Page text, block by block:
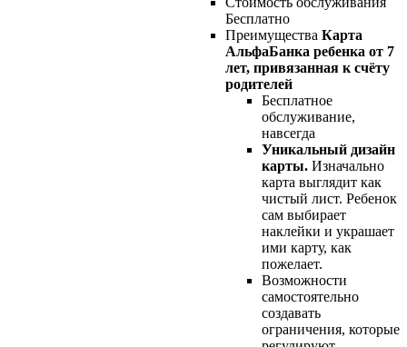
Бесплатно
Преимущества Карта
АльфаБанка ребенка от 7
лет, привязанная к счёту
родителей
Бесплатное
обслуживание,
навсегда
Уникальный дизайн
карты. Изначально
карта выглядит как
чистый лист. Ребенок
сам выбирает
наклейки и украшает
ими карту, как
пожелает.
Возможности
самостоятельно
создавать
ограничения, которые